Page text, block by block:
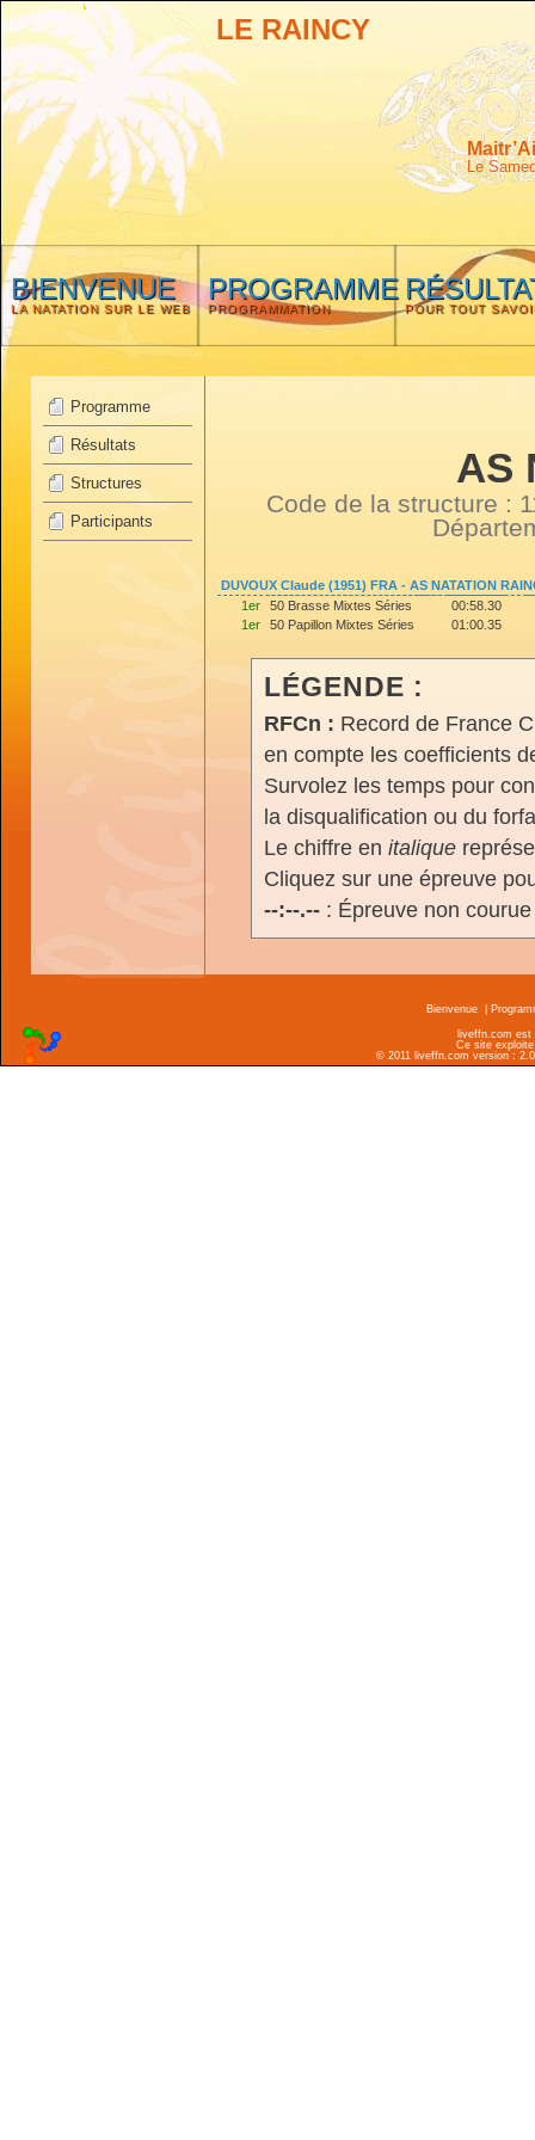
LE RAINCY
Le
BIENVENUE
LA NATATION SUR LE WEB
PROGRAMME
PROGRAMMATION POUR TOUT
Programme
Résultats
Structures
Participants
AS
Code de la structure :
DUVOUX Claude (1951) FRA - AS NATATION
1er
50 Brasse Mixtes Séries
00:58.30
1er
50 Papillon Mixtes Séries 01:00.35
LÉGENDE :
RFCn : Record de France
en compte les coefficients
Survolez les temps pour
la disqualification ou du
Le chiffre en italique
Cliquez sur une épreuve
--:--.--: Épreuve non
Bienvenue
liveffn.com est
Ce site
© 2011 liveffn.com version :